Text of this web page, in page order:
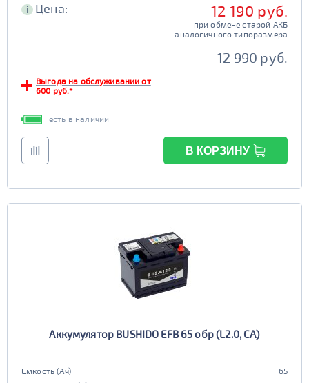
i Цена: 12 190 руб.
при обмене старой АКБ
аналогичного типоразмера
12 990 руб.
Выгода на обслуживании от
600 руб.*
есть в наличии
В КОРЗИНУ
Аккумулятор BUSHIDO EFB 65 обр (L2.0, CA)
Емкость (Ач)
65